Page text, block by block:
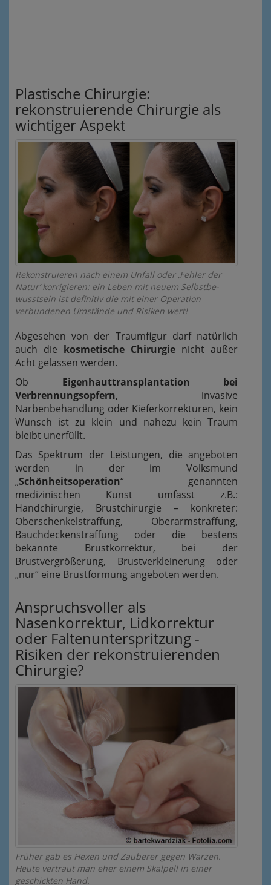
Plastische Chirurgie:
rekonstruierende Chirurgie als
wichtiger Aspekt
Rekonstruieren nach einem Unfall oder ‚Fehler der
Natur‘ korrigieren: ein Leben mit neuem Selbstbe-
wusstsein ist definitiv die mit einer Operation
verbundenen Umstände und Risiken wert!
Abgesehen von der Traumfigur darf natürlich
auch die kosmetische Chirurgie nicht außer
Acht gelassen werden.
Ob Eigenhauttransplantation bei
Verbrennungsopfern, invasive
Narbenbehandlung oder Kieferkorrekturen, kein
Wunsch ist zu klein und nahezu kein Traum
bleibt unerfüllt.
Das Spektrum der Leistungen, die angeboten
werden in der im Volksmund
„Schönheitsoperation“ genannten
medizinischen Kunst umfasst z.B.:
Handchirurgie, Brustchirurgie – konkreter:
Oberschenkelstraffung, Oberarmstraffung,
Bauchdeckenstraffung oder die bestens
bekannte Brustkorrektur, bei der
Brustvergrößerung, Brustverkleinerung oder
„nur“ eine Brustformung angeboten werden.
Anspruchsvoller als
Nasenkorrektur, Lidkorrektur
oder Faltenunterspritzung -
Risiken der rekonstruierenden
Chirurgie?
Früher gab es Hexen und Zauberer gegen Warzen.
Heute vertraut man eher einem Skalpell in einer
geschickten Hand.